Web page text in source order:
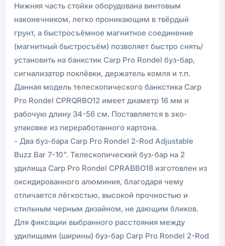
Нижняя часть стойки оборудована винтовым
наконечником, легко проникающим в твёрдый
грунт, а быстросъёмное магнитное соединение
(магнитный быстросъём) позволяет быстро снять/
установить на банкстик Carp Pro Rondel буз-бар,
сигнализатор поклёвки, держатель комля и т.п.
Данная модель телескопического банкстика Carp
Pro Rondel CPRQRBO12 имеет диаметр 16 мм и
рабочую длину 34-56 см. Поставляется в эко-
упаковке из переработанного картона.
- Два буз-бара Carp Pro Rondel 2-Rod Adjustable
Buzz Bar 7-10". Телескопический буз-бар на 2
удилища Carp Pro Rondel CPRABBO18 изготовлен из
оксидированного алюминия, благодаря чему
отличается лёгкостью, высокой прочностью и
стильным черным дизайном, не дающим бликов.
Для фиксации выбранного расстояния между
удилищами (ширины) буз-бар Carp Pro Rondel 2-Rod